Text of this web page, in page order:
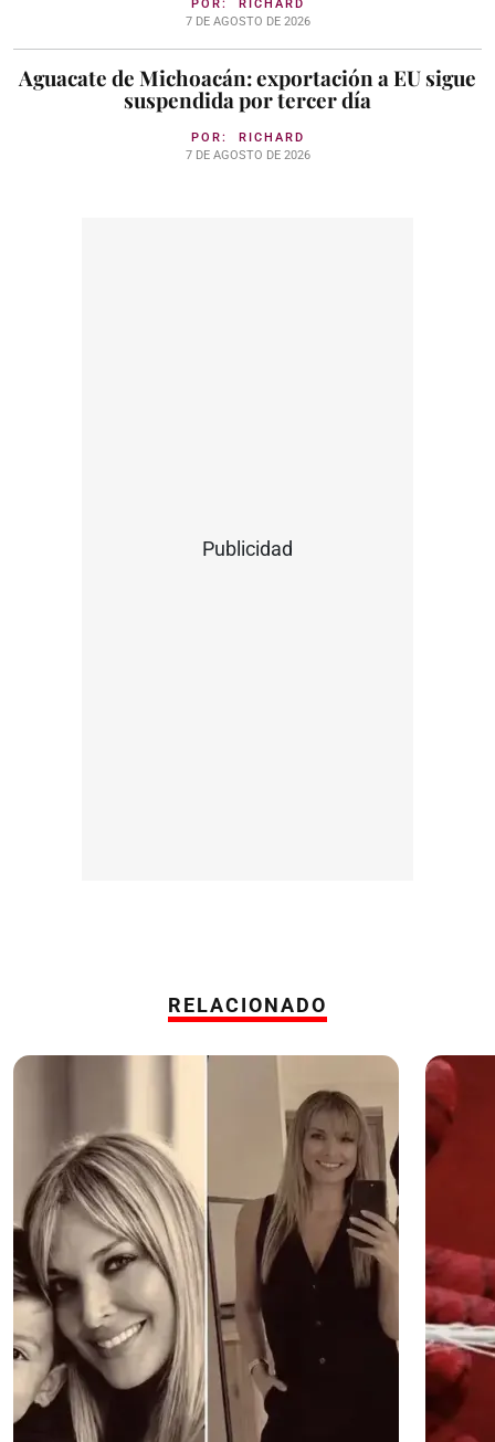
POR: RICHARD
7 DE AGOSTO DE 2026
Aguacate de Michoacán: exportación a EU sigue
suspendida por tercer día
POR: RICHARD
7 DE AGOSTO DE 2026
Publicidad
RELACIONADO